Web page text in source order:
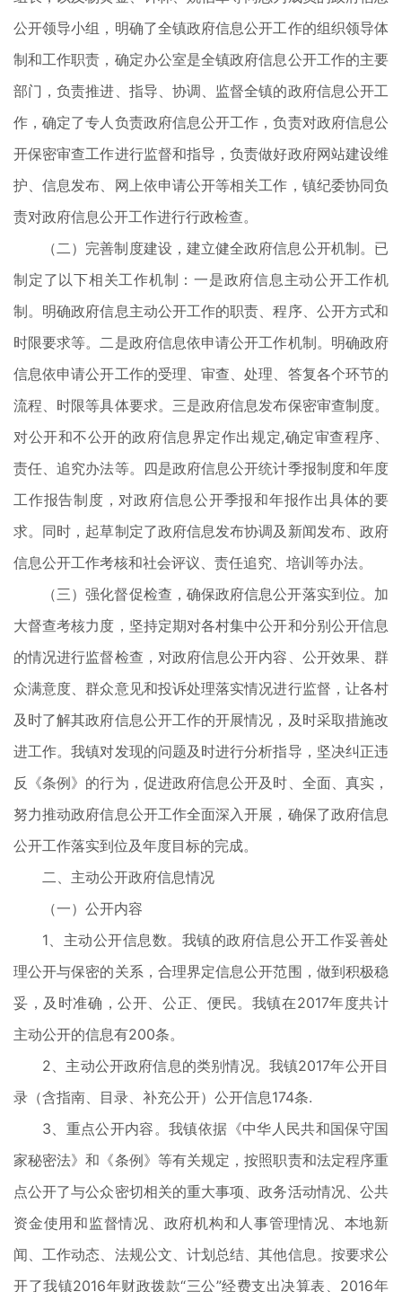
公开领导小组，明确了全镇政府信息公开工作的组织领导体
制和工作职责，确定办公室是全镇政府信息公开工作的主要
部门，负责推进、指导、协调、监督全镇的政府信息公开工
作，确定了专人负责政府信息公开工作，负责对政府信息公
开保密审查工作进行监督和指导，负责做好政府网站建设维
护、信息发布、网上依申请公开等相关工作，镇纪委协同负
责对政府信息公开工作进行行政检查。
（二）完善制度建设，建立健全政府信息公开机制。已
制定了以下相关工作机制：一是政府信息主动公开工作机
制。明确政府信息主动公开工作的职责、程序、公开方式和
时限要求等。二是政府信息依申请公开工作机制。明确政府
信息依申请公开工作的受理、审查、处理、答复各个环节的
流程、时限等具体要求。三是政府信息发布保密审查制度。
对公开和不公开的政府信息界定作出规定,确定审查程序、
责任、追究办法等。四是政府信息公开统计季报制度和年度
工作报告制度，对政府信息公开季报和年报作出具体的要
求。同时，起草制定了政府信息发布协调及新闻发布、政府
信息公开工作考核和社会评议、责任追究、培训等办法。
（三）强化督促检查，确保政府信息公开落实到位。加
大督查考核力度，坚持定期对各村集中公开和分别公开信息
的情况进行监督检查，对政府信息公开内容、公开效果、群
众满意度、群众意见和投诉处理落实情况进行监督，让各村
及时了解其政府信息公开工作的开展情况，及时采取措施改
进工作。我镇对发现的问题及时进行分析指导，坚决纠正违
反《条例》的行为，促进政府信息公开及时、全面、真实，
努力推动政府信息公开工作全面深入开展，确保了政府信息
公开工作落实到位及年度目标的完成。
二、主动公开政府信息情况
（一）公开内容
1、主动公开信息数。我镇的政府信息公开工作妥善处
理公开与保密的关系，合理界定信息公开范围，做到积极稳
妥，及时准确，公开、公正、便民。我镇在2017年度共计
主动公开的信息有200条。
2、主动公开政府信息的类别情况。我镇2017年公开目
录（含指南、目录、补充公开）公开信息174条.
3、重点公开内容。我镇依据《中华人民共和国保守国
家秘密法》和《条例》等有关规定，按照职责和法定程序重
点公开了与公众密切相关的重大事项、政务活动情况、公共
资金使用和监督情况、政府机构和人事管理情况、本地新
闻、工作动态、法规公文、计划总结、其他信息。按要求公
开了我镇2016年财政拨款“三公”经费支出决算表、2016年